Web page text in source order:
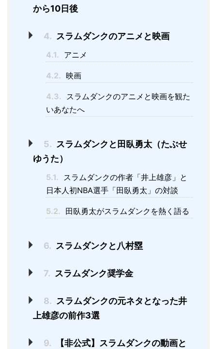
から10日後
4. スラムダンクのアニメと映画
4.1. アニメ
4.2. 映画
4.3. スラムダンクのアニメと映画を観た
いあなたへ
5. スラムダンクと田臥勇太（たぶせ
ゆうた）
5.1. スラムダンクの作者「井上雄彦」と
日本人初NBA選手「田臥勇太」の対談
5.2. 田臥勇太がスラムダンクを熱く語る
6. スラムダンクと八村塁
7. スラムダンク奨学金
8. スラムダンクの元ネタとなった井
上雄彦の前作3選
9.
【非公式】スラムダンクの動画と